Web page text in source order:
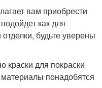
вам приобрести
как для
будьте уверены
краски для покраски
понадобятся